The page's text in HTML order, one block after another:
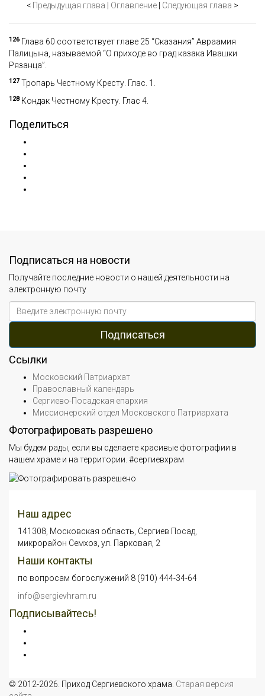
< Предыдущая глава Оглавление Следующая глава >
126 Глава 60 соответствует главе 25 “Сказания” Авраамия
Палицына, называемой “О приходе во град казака Ивашки
Рязанца”.
127 Тропарь Честному Кресту. Глас. 1.
128 Кондак Честному Кресту. Глас 4.
Поделиться
Подписаться на новости
Получайте последние новости о нашей деятельности на
электронную почту
Ссылки
Московский Патриархат
Православный календарь
Сергиево-Посадская епархия
Миссионерский отдел Московского Патриархата
Фотографировать разрешено
Мы будем рады, если вы сделаете красивые фотографии в
нашем храме и на территории. #сергиевхрам
Наш адрес
141308, Московская область, Сергиев Посад,
микрорайон Семхоз, ул. Парковая, 2
Наши контакты
по вопросам богослужений 8 (910) 444-34-64
info@sergievhram.ru
Подписывайтесь!
© 2012-2026. Приход Сергиевского храма. Старая версия